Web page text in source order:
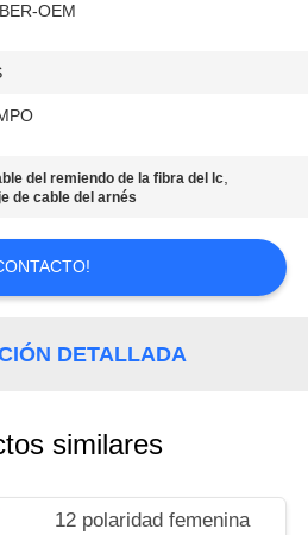
OEM
del remiendo de la fibra del lc,
de cable del arnés
DETALLADA
similares
12 polaridad femenina